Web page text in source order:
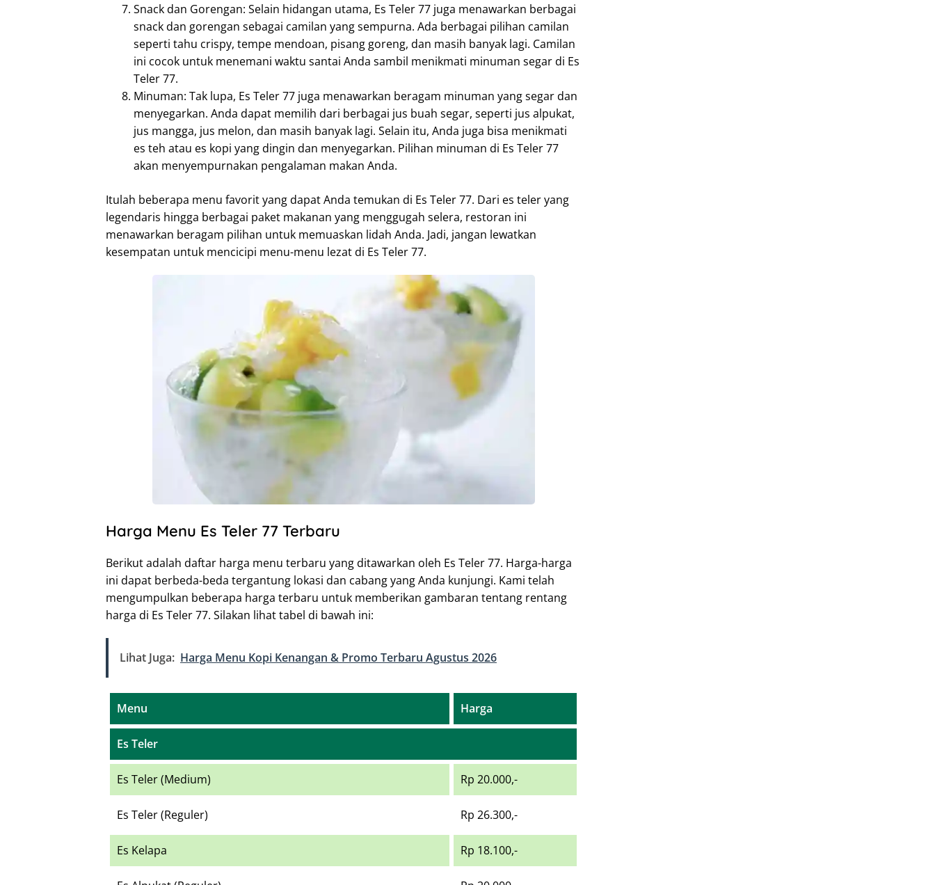
Snack dan Gorengan: Selain hidangan utama, Es Teler 77 juga menawarkan berbagai
snack dan gorengan sebagai camilan yang sempurna. Ada berbagai pilihan camilan
seperti tahu crispy, tempe mendoan, pisang goreng, dan masih banyak lagi. Camilan
ini cocok untuk menemani waktu santai Anda sambil menikmati minuman segar di Es
Teler 77.
Minuman: Tak lupa, Es Teler 77 juga menawarkan beragam minuman yang segar dan
menyegarkan. Anda dapat memilih dari berbagai jus buah segar, seperti jus alpukat,
jus mangga, jus melon, dan masih banyak lagi. Selain itu, Anda juga bisa menikmati
es teh atau es kopi yang dingin dan menyegarkan. Pilihan minuman di Es Teler 77
akan menyempurnakan pengalaman makan Anda.
Itulah beberapa menu favorit yang dapat Anda temukan di Es Teler 77. Dari es teler yang
legendaris hingga berbagai paket makanan yang menggugah selera, restoran ini
menawarkan beragam pilihan untuk memuaskan lidah Anda. Jadi, jangan lewatkan
kesempatan untuk mencicipi menu-menu lezat di Es Teler 77.
Harga Menu Es Teler 77 Terbaru
Berikut adalah daftar harga menu terbaru yang ditawarkan oleh Es Teler 77. Harga-harga
ini dapat berbeda-beda tergantung lokasi dan cabang yang Anda kunjungi. Kami telah
mengumpulkan beberapa harga terbaru untuk memberikan gambaran tentang rentang
harga di Es Teler 77. Silakan lihat tabel di bawah ini:
Lihat Juga: Harga Menu Kopi Kenangan & Promo Terbaru Agustus 2026
Menu Harga
Es Teler
Es Teler (Medium) Rp 20.000,-
Es Teler (Reguler) Rp 26.300,-
Es Kelapa Rp 18.100,-